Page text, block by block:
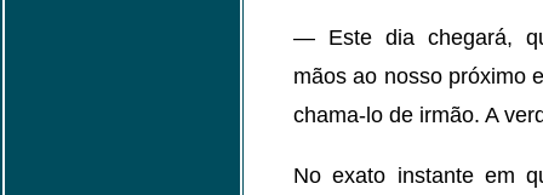
— Este dia chegará,
mãos ao nosso próximo
chama-lo de irmão. A
No exato instante em